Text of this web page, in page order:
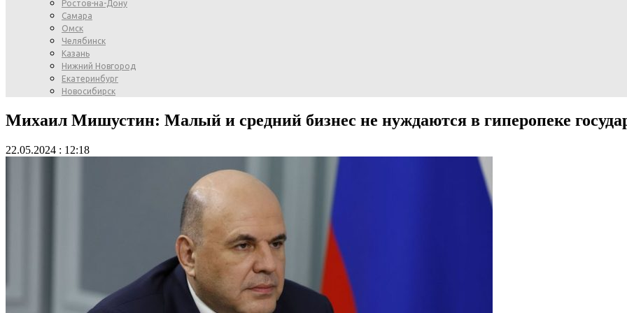
Ростов-на-Дону
Самара
Омск
Челябинск
Казань
Нижний Новгород
Екатеринбург
Новосибирск
Михаил Мишустин: Малый и средний бизнес не нуждаются в гиперопеке
22.05.2024 : 12:18